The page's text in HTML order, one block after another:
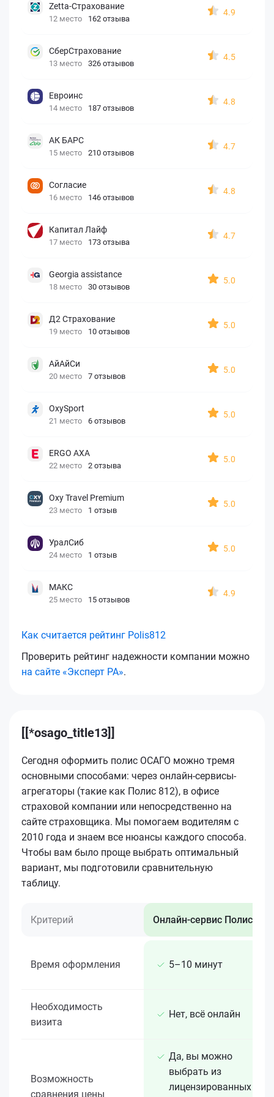
Zetta-Страхование
12 место 162 отзыва
4.9
СберСтрахование
13 место 326 отзывов
4.5
Евроинс
14 место 187 отзывов
4.8
АК БАРС
15 место 210 отзывов
4.7
Согласие
16 место 146 отзывов
4.8
Капитал Лайф
17 место 173 отзыва
4.7
Georgia assistance
18 место 30 отзывов
5.0
Д2 Страхование
19 место 10 отзывов
5.0
АйАйСи
20 место 7 отзывов
5.0
OxySport
21 место 6 отзывов
5.0
ERGO AXA
22 место 2 отзыва
5.0
Oxy Travel Premium
23 место 1 отзыв
5.0
УралСиб
24 место 1 отзыв
5.0
МАКС
25 место 15 отзывов
4.9
Как считается рейтинг Polis812
Проверить рейтинг надежности компании можно
на сайте «Эксперт РА».
[[*osago_title13]]
Сегодня оформить полис ОСАГО можно тремя
основными способами: через онлайн-сервисы-
агрегаторы (такие как Полис 812), в офисе
страховой компании или непосредственно на
сайте страховщика. Мы помогаем водителям с
2010 года и знаем все нюансы каждого способа.
Чтобы вам было проще выбрать оптимальный
вариант, мы подготовили сравнительную
таблицу.
Критерий Онлайн-сервис Полис 812
Время оформления 5–10 минут
Необходимость
визита
Нет, всё онлайн
Возможность
сравнения цены
Да, вы можно
выбрать из
лицензированных 15+